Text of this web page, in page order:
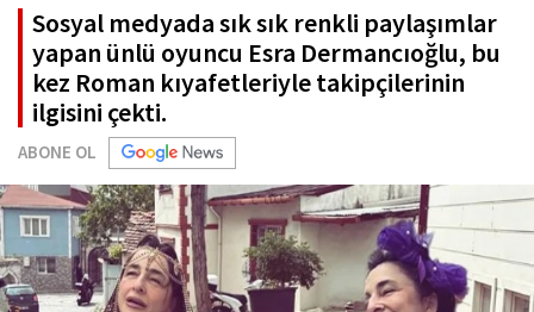
Sosyal medyada sık sık renkli paylaşımlar
yapan ünlü oyuncu Esra Dermancıoğlu, bu
kez Roman kıyafetleriyle takipçilerinin
ilgisini çekti.
ABONE OL